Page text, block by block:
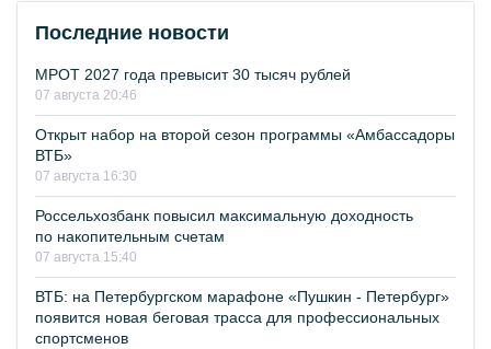
Последние новости
МРОТ 2027 года превысит 30 тысяч рублей
07 августа 20:46
Открыт набор на второй сезон программы «Амбассадоры
ВТБ»
07 августа 16:30
Россельхозбанк повысил максимальную доходность
по накопительным счетам
07 августа 15:40
ВТБ: на Петербургском марафоне «Пушкин - Петербург»
появится новая беговая трасса для профессиональных
спортсменов